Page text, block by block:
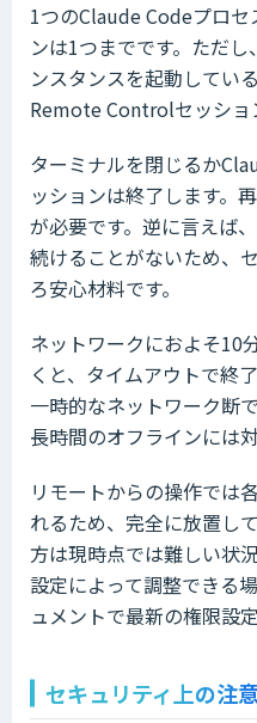
1つのClaude Codeプロ
ンは1つまでです。ただ
ンスタンスを起動してい
Remote Controlセッショ
ターミナルを閉じるか
ッションは終了します。
が必要です。逆に言えば
続けることがないため、
ろ安心材料です。
ネットワークにおよそ10
くと、タイムアウトで終
一時的なネットワーク断
長時間のオフラインには
リモートからの操作では
れるため、完全に放置し
方は現時点では難しい状
設定によって調整できる
ュメントで最新の権限設
セキュリティ上の注